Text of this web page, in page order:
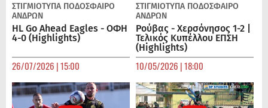
ΣΤΙΓΜΙΟΤΥΠΑ ΠΟΔΌΣΦΑΙΡΟ
ΑΝΔΡΏΝ
HL Go Ahead Eagles - ΟΦΗ
4-0 (Highlights)
26/07/2026 | 15:00
ΣΤΙΓΜΙΟΤΥΠΑ ΠΟΔΌΣΦΑΙΡΟ
ΑΝΔΡΏΝ
Ρούβας - Χερσόνησος 1-2 |
Τελικός Κυπέλλου ΕΠΣΗ
(Highlights)
10/05/2026 | 18:00